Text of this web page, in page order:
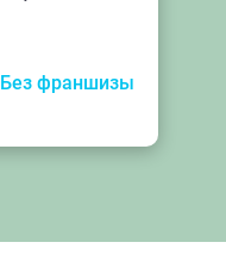
Без франшизы